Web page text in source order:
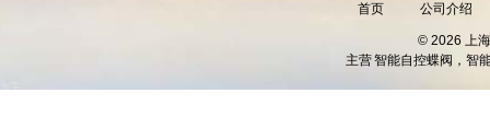
首页 公司介绍
© 2026 上
主营智能自控蝶阀，智